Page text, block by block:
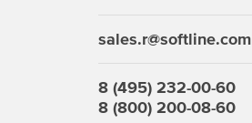
sales.r@softline.com
8 (495) 232-00-60
8 (800) 200-08-60